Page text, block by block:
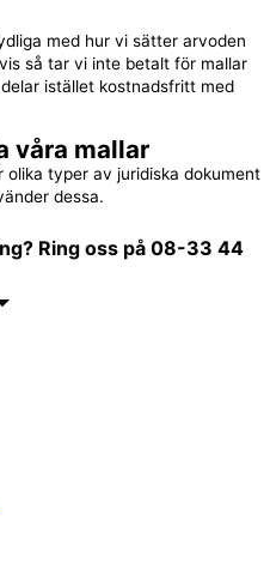
med hur vi sätter arvoden
så tar vi inte betalt för mallar
istället kostnadsfritt med
våra mallar
olika typer av juridiska dokument
dessa.
Ring oss på 08-33 44